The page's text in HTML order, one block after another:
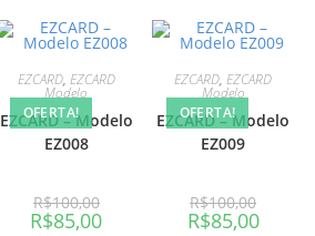
OFERTA!
EZCARD, EZCARD
Modelo
EZCARD – Modelo
EZ008
R$100,00
R$85,00
OFERTA!
EZCARD,EZCARD
Modelo
EZCARD – Modelo
EZ009
R$100,00
R$85,00